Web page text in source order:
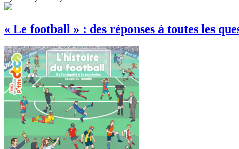
« Le football » : des réponses à toutes les